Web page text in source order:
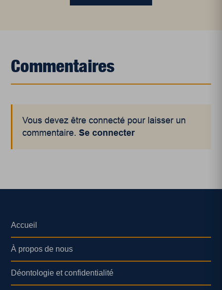
Commentaires
Vous devez être connecté pour laisser un
commentaire.Se connecter
Accueil
À propos de nous
Déontologie et confidentialité